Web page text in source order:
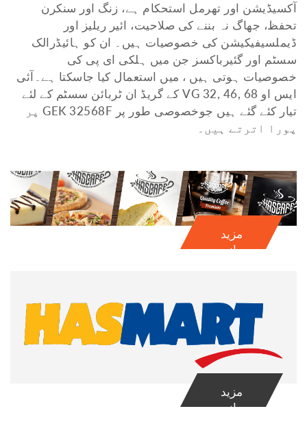
آکسیڈیشن اور تھرمل استحکام ہے، زنگ اور سنکرن
تحفظ، جھاگ نہ بننے کی صلاحیت، ائیر ریلیز اور
ڈیملسیفیکیشن کی خصوصیات ہیں۔ ان کو ہائیڈرالک
سسٹم اور گئیرباکسز جن میں ہلکی ای پی کی
خصوصیات ہوتی ہیں ، میں استعمال کیا جاسکتا ہے۔آئی
ایس او VG 32, 46, 68 کے گریڈ ان ٹربائن سسٹم کے لئے
تیار کئے گئے ہیں جوخصوصی طور پر GEK 32568F پر
پورا اترتے ہیں۔
مزید
جانیۓ
مزید
جانیۓ